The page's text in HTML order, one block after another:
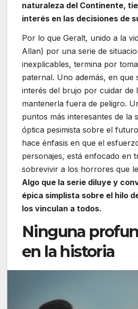
naturaleza del Continente,
interés en las decisiones de
Por lo que Geralt, unido a la
Allan) por una serie de
inexplicables, termina por
paternal. Uno además, en que
interés del brujo por cuidar de
mantenerla fuera de peligro.
puntos más interesantes de la
óptica pesimista sobre el
hace énfasis en que el
personajes, está enfocado en
sobrevivir a los horrores que
Algo que la serie diluye y
épica simplista sobre el hilo
los vinculan a todos.
Ninguna
en la historia